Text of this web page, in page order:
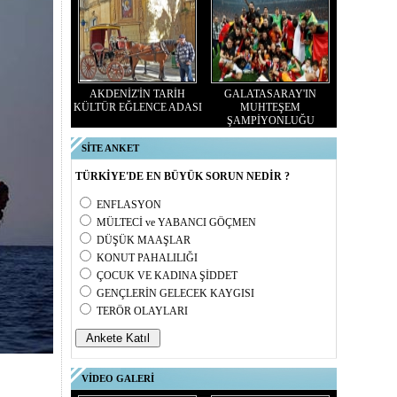
AKDENİZ'İN TARİH
KÜLTÜR EĞLENCE ADASI
GALATASARAY'IN
MUHTEŞEM
ŞAMPİYONLUĞU
SİTE ANKET
TÜRKİYE'DE EN BÜYÜK SORUN NEDİR ?
ENFLASYON
MÜLTECİ ve YABANCI GÖÇMEN
DÜŞÜK MAAŞLAR
KONUT PAHALILIĞI
ÇOCUK VE KADINA ŞİDDET
GENÇLERİN GELECEK KAYGISI
TERÖR OLAYLARI
VİDEO GALERİ